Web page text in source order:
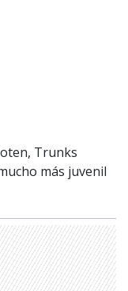
Trunks
más juvenil